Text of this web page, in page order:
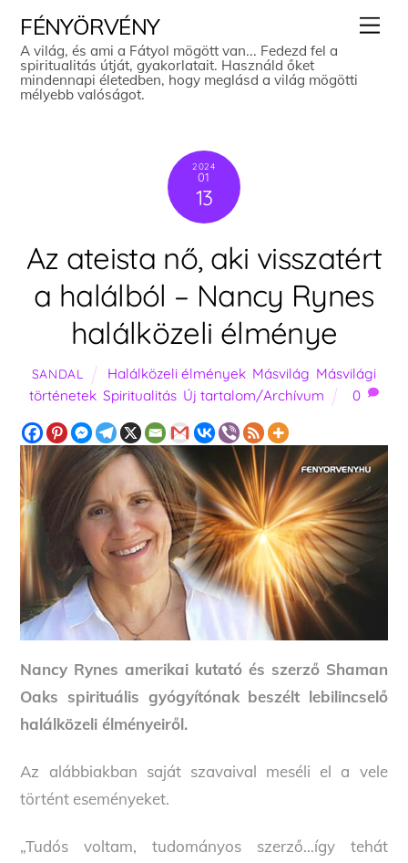
content
FÉNYÖRVÉNY
A világ, és ami a Fátyol mögött van... Fedezd fel a
spiritualitás útját, gyakorlatait. Használd őket
mindennapi életedben, hogy meglásd a világ mögötti
mélyebb valóságot.
2024
01
13
Az ateista nő, aki visszatért
a halálból – Nancy Rynes
halálközeli élménye
SANDAL Halálközeli élmények Másvilág Másvilági
történetek ,Spiritualitás Új tartalom/Archívum 0
Nancy Rynes amerikai kutató és szerző Shaman
Oaks spirituális gyógyítónak beszélt lebilincselő
halálközeli élményeiről.
Az alábbiakban saját szavaival meséli el a vele
történt eseményeket.
„Tudós voltam, tudományos szerző…így tehát